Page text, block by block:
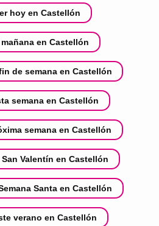
hoy en Castellón
en Castellón
de semana en Castellón
semana en Castellón
semana en Castellón
Valentín en Castellón
Santa en Castellón
verano en Castellón